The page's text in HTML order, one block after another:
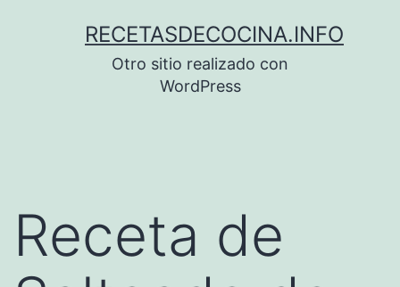
RECETASDECOCINA.INFO
Otro sitio realizado con
WordPress
Receta de